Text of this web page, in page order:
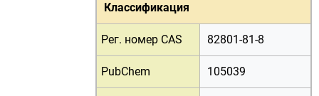
Классификация
Рег. номер CAS 82801-81-8
PubChem 105039